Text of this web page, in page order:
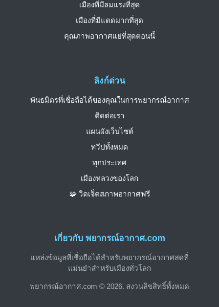
เกี่ยวกับ พยากรณ์อากาศ.com
แหล่งข้อมูลที่เชื่อถือได้สำหรับพยากรณ์อากาศสดที่
แม่นยำสำหรับเมืองทั่วโลก
พยากรณ์อากาศ.com © 2026. สงวนลิขสิทธิ์ทั้งหมด
ลิงก์ด่วน
พันธมิตรที่เชื่อถือได้ของคุณในการพยากรณ์อากาศ
ติดต่อเรา
แผนผังเว็บไซต์
ทวีปทั้งหมด
ทุกประเทศ
เมืองหลวงของโลก
🧩 วิดเจ็ตสภาพอากาศฟรี
เมืองที่มีลมแรงที่สุด
เมืองที่มีแดดมากที่สุด
คุณภาพอากาศแย่ที่สุดตอนนี้